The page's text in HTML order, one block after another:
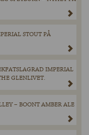
STOUT PÅ
IMPERIAL
GLENLIVET.
– BOONT AMBER ALE